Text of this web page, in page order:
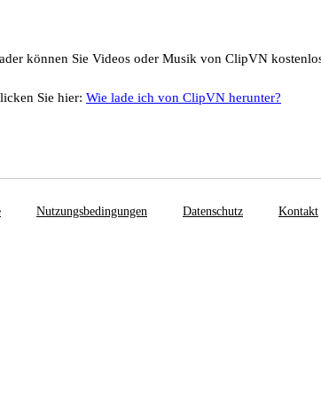
können Sie Videos oder Musik von ClipVN
Sie hier: Wie lade ich von ClipVN herunter?
Nutzungsbedingungen Datenschutz Kontakt